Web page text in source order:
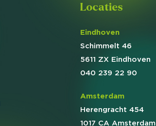
Locaties
Eindhoven
Schimmelt 46
5611 ZX Eindhoven
040 239 22 90
Amsterdam
Herengracht 454
1017 CA Amsterdam